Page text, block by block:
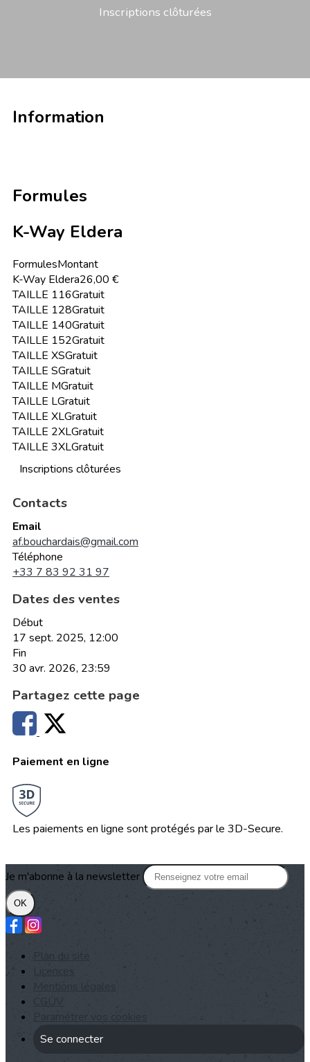
Inscriptions clôturées
Information
Formules
K-Way Eldera
FormulesMontant
K-Way Eldera26,00 €
TAILLE 116Gratuit
TAILLE 128Gratuit
TAILLE 140Gratuit
TAILLE 152Gratuit
TAILLE XSGratuit
TAILLE SGratuit
TAILLE MGratuit
TAILLE LGratuit
TAILLE XLGratuit
TAILLE 2XLGratuit
TAILLE 3XLGratuit
Inscriptions clôturées
Contacts
Email
af.bouchardais@gmail.com
Téléphone
+33 7 83 92 31 97
Dates des ventes
Début
17 sept. 2025, 12:00
Fin
30 avr. 2026, 23:59
Partagez cette page
Paiement en ligne
Les paiements en ligne sont protégés par le 3D-Secure.
Je m'abonne à la newsletter
OK
Se connecter